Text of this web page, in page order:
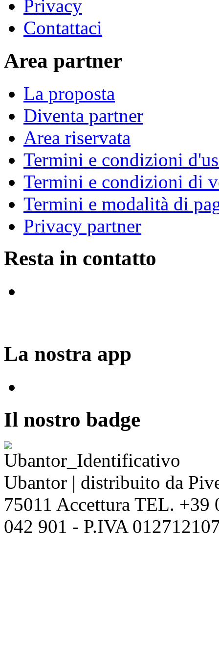
Privacy
Contattaci
Area partner
La proposta
Diventa partner
Area riservata
Termini e condizioni
Termini e condizioni di
Termini e modalità di
Privacy partner
Resta in contatto
La nostra app
Il nostro badge
Ubantor | distribuito da
75011 Accettura TEL.
042 901 - P.IVA